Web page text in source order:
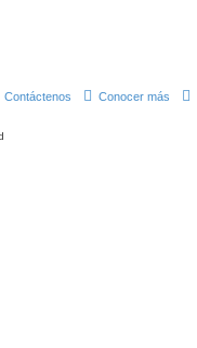
Conocer más
Contáctenos